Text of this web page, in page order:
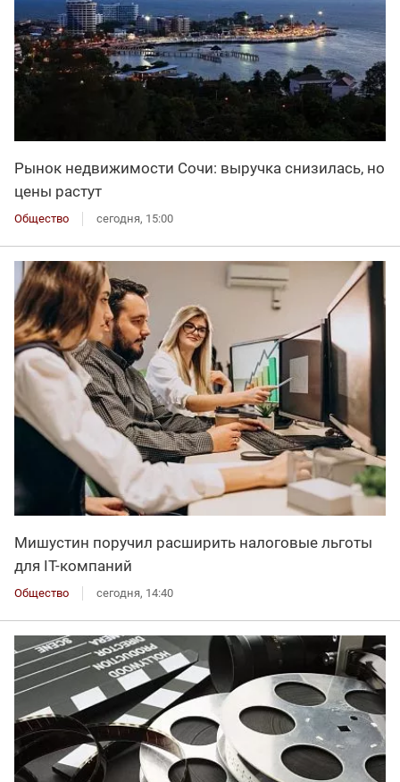
Рынок недвижимости Сочи: выручка снизилась, но
цены растут
Общество сегодня, 15:00
Мишустин поручил расширить налоговые льготы
для IT-компаний
Общество сегодня, 14:40